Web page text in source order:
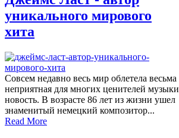
уникального мирового
хита
Совсем недавно весь мир облетела весьма
неприятная для многих ценителей музыки
новость. В возрасте 86 лет из жизни ушел
знаменитый немецкий композитор...
Read More